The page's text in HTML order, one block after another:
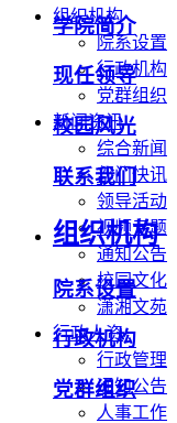
组织机构
院系设置
行政机构
党群组织
新闻资讯
综合新闻
部门快讯
领导活动
视频专题
通知公告
校园文化
潇湘文苑
行政人资
行政管理
通知公告
人事工作
学院简介
现任领导
校园风光
联系我们
组织机构
院系设置
行政机构
党群组织